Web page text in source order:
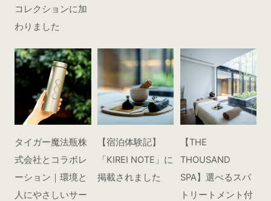
コレクションに加
わりました
タイガー魔法瓶株
式会社とコラボレ
ーション｜環境と
人にやさしいサー
【宿泊体験記】
「KIREI NOTE」に
掲載されました
【THE
THOUSAND
SPA】選べるスパ
トリートメント付